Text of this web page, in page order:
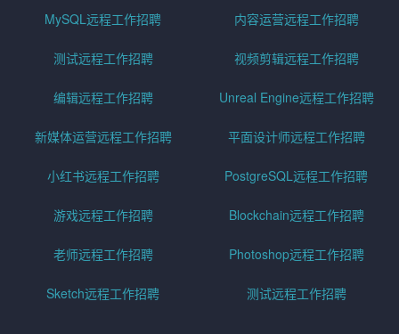
MySQL远程工作招聘 内容运营远程工作招聘
测试远程工作招聘 视频剪辑远程工作招聘
编辑远程工作招聘 Unreal Engine远程工作招聘
新媒体运营远程工作招聘 平面设计师远程工作招聘
小红书远程工作招聘 PostgreSQL远程工作招聘
游戏远程工作招聘 Blockchain远程工作招聘
老师远程工作招聘 Photoshop远程工作招聘
Sketch远程工作招聘 测试远程工作招聘